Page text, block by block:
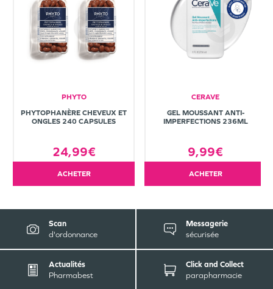
PHYTO
PHYTOPHANÈRE CHEVEUX ET
ONGLES 240 CAPSULES
24,99€
ACHETER
CERAVE
GEL MOUSSANT ANTI-
IMPERFECTIONS 236ML
9,99€
ACHETER
Scan
d'ordonnance
Messagerie
sécurisée
Actualités
Pharmabest
Click and Collect
parapharmacie